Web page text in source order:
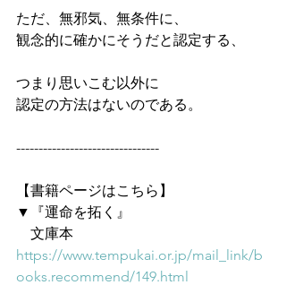
ただ、無邪気、無条件に、
観念的に確かにそうだと認定する、
つまり思いこむ以外に
認定の方法はないのである。
--------------------------------
【書籍ページはこちら】
▼『運命を拓く』
文庫本
https://www.tempukai.or.jp/mail_link/b
ooks.recommend/149.html